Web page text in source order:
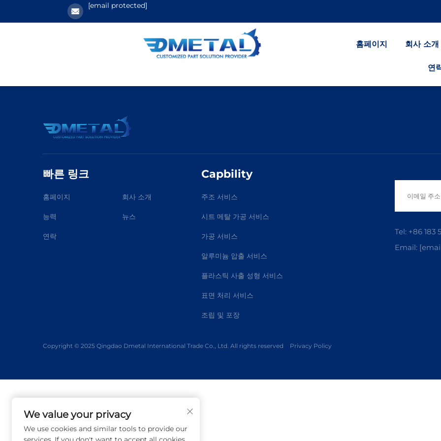
[email protected]
홈페이지 회사 소개
연
빠른 링크
홈페이지 회사 소개
능력 뉴스
연락
Capbility
주조 서비스
시트 메탈 가공 서비스
가공 서비스
알루미늄 압출 서비스
플라스틱 사출 성형 서비스
표면 처리 서비스
조립 및 포장
Tel:+86 183
Email:
Copyright © 2025 Qingdao Dmetal International Trade Co., Ltd. All rights reserved Privacy Policy
We value your privacy
We use cookies and similar tools to provide our